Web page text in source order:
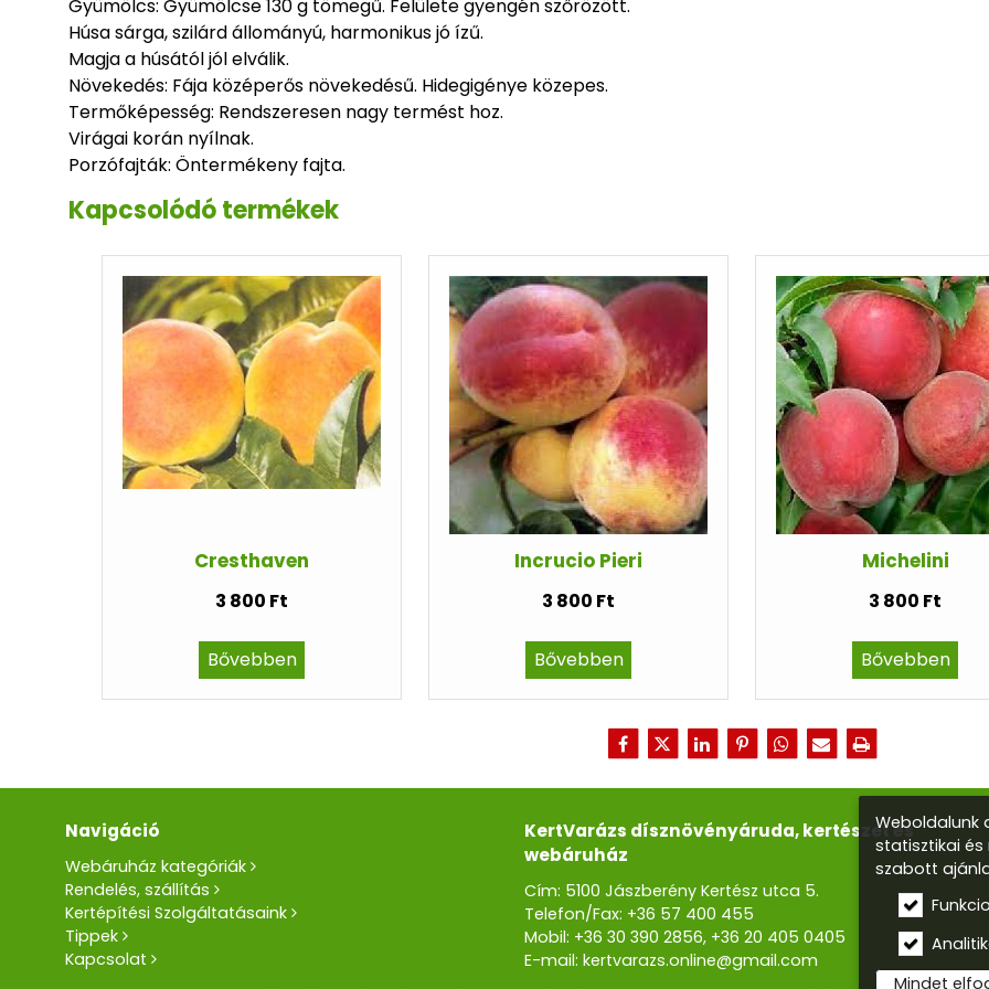
Gyümölcs: Gyümölcse 130 g tömegű. Felülete gyengén szőrözött.
Húsa sárga, szilárd állományú, harmonikus jó ízű.
Magja a húsától jól elválik.
Növekedés: Fája középerős növekedésű. Hidegigénye közepes.
Termőképesség: Rendszeresen nagy termést hoz.
Virágai korán nyílnak.
Porzófajták: Öntermékeny fajta.
Kapcsolódó termékek
Cresthaven
3 800 Ft
Bővebben
Incrucio Pieri
3 800 Ft
Bővebben
Michelini
3 800 Ft
Bővebben
Navigáció
Webáruház kategóriák
Rendelés, szállítás
Kertépítési Szolgáltatásaink
Tippek
Kapcsolat
KertVarázs dísznövényáruda, kertészet és
webáruház
Cím: 5100 Jászberény Kertész utca 5.
Telefon/Fax: +36 57 400 455
Mobil: +36 30 390 2856, +36 20 405 0405
E-mail: kertvarazs.online@gmail.com
Weboldalunk
statisztikai
szabott
Mindet